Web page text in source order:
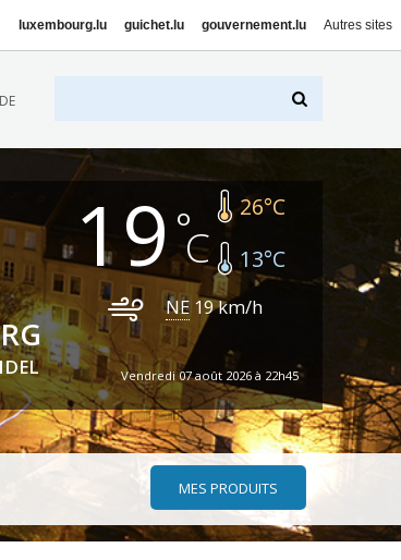
luxembourg.lu guichet.lu gouvernement.lu Autres sites
DE
19 26°C
13°C
NE 19km/h
Vendredi 07 août 2026 à 22h45
MES PRODUITS